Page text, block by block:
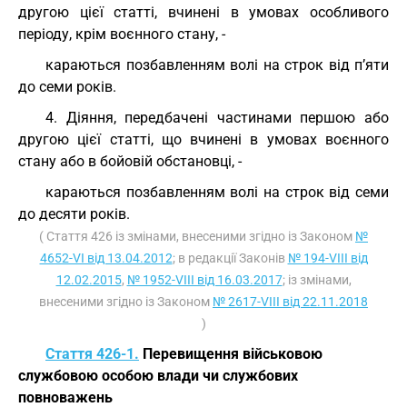
другою цієї статті, вчинені в умовах особливого
періоду, крім воєнного стану, -
караються позбавленням волі на строк від п’яти
до семи років.
4. Діяння, передбачені частинами першою або
другою цієї статті, що вчинені в умовах воєнного
стану або в бойовій обстановці, -
караються позбавленням волі на строк від семи
до десяти років.
( Стаття 426 із змінами, внесеними згідно із Законом №
4652-VI від 13.04.2012; в редакції Законів № 194-VIII від
12.02.2015, № 1952-VIII від 16.03.2017; із змінами,
внесеними згідно із Законом № 2617-VIII від 22.11.2018
)
Стаття 426-1. Перевищення військовою
службовою особою влади чи службових
повноважень